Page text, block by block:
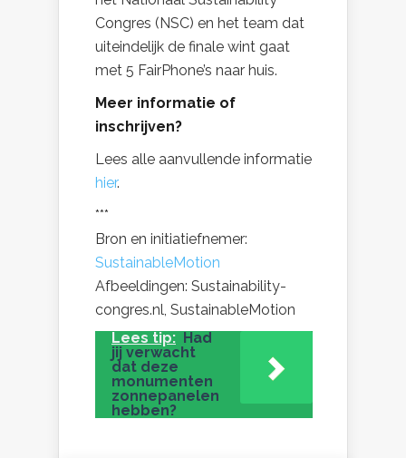
Congres (NSC) en het team dat
uiteindelijk de finale wint gaat
met 5 FairPhone’s naar huis.
Meer informatie of
inschrijven?
Lees alle aanvullende informatie
hier.
***
Bron en initiatiefnemer:
SustainableMotion
Afbeeldingen: Sustainability-
congres.nl, SustainableMotion
Lees tip: Had
jij verwacht
dat deze
monumenten
zonnepanelen
hebben?